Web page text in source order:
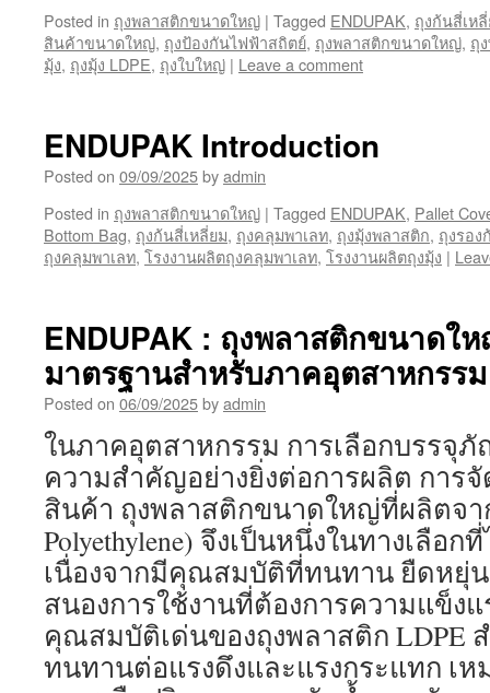
Posted in ถุงพลาสติกขนาดใหญ่ | Tagged ENDUPAK, ถุงก้นสี่เห
สินค้าขนาดใหญ่, ถุงป้องกันไฟฟ้าสถิตย์, ถุงพลาสติกขนาดใหญ่, ถุ
มุ้ง, ถุงมุ้ง LDPE, ถุงใบใหญ่ | Leave a comment
ENDUPAK Introduction
Posted on 09/09/2025byadmin
Posted in ถุงพลาสติกขนาดใหญ่ | Tagged ENDUPAK, Pallet
Bottom Bag, ถุงก้นสี่เหลี่ยม, ถุงคลุมพาเลท, ถุงมุ้งพลาสติก, ถุงรอ
ถุงคลุมพาเลท, โรงงานผลิตถุงคลุมพาเลท, โรงงานผลิตถุงมุ้ง |
ENDUPAK : ถุงพลาสติกขนาดใ
มาตรฐานสำหรับภาคอุตสาหกรรม
Posted on 06/09/2025byadmin
ในภาคอุตสาหกรรม การเลือกบรรจุ
ความสำคัญอย่างยิ่งต่อการผลิต การ
สินค้า ถุงพลาสติกขนาดใหญ่ที่ผลิตจาก
Polyethylene) จึงเป็นหนึ่งในทางเลือ
เนื่องจากมีคุณสมบัติที่ทนทาน ยืดหยุ่
สนองการใช้งานที่ต้องการความแข็ง
คุณสมบัติเด่นของถุงพลาสติก LDPE
ทนทานต่อแรงดึงและแรงกระแทก เ